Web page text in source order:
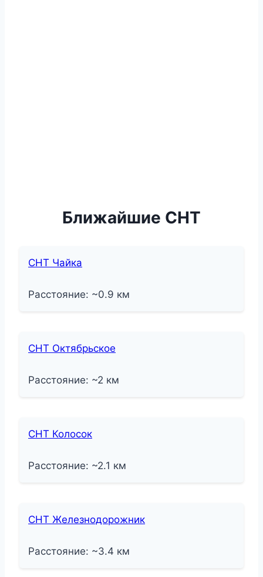
Ближайшие СНТ
СНТ Чайка
Расстояние: ~0.9 км
СНТ Октябрьское
Расстояние: ~2 км
СНТ Колосок
Расстояние: ~2.1 км
СНТ Железнодорожник
Расстояние: ~3.4 км